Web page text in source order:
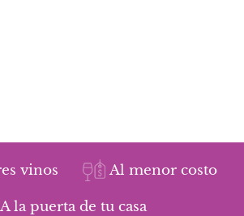
vinos Al menor costo
A la puerta de tu casa